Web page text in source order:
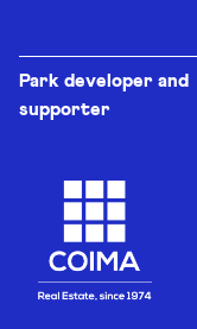
Park developer and
supporter